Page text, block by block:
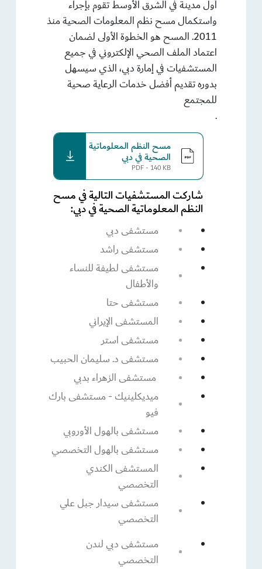
أول مدينة في الشرق الأوسط تقوم بإجراء
واستكمال مسح نظم المعلومات الصحية منذ
2011. المسح هو الخطوة الأولى لضمان
اعتماد الملف الصحي الإلكتروني في جميع
المستشفيات في إمارة دبي، الذي سيسهل
بدوره تقديم أفضل خدمات الرعاية صحية
للمجتمع
مسح النظم المعلوماتية
الصحية في دبي​
PDF - 140 KB
download
شاركت المستشفيات التالية في مسح
النظم المعلوماتية الصحية في دبي:
مستشفى دبي
مستشفى راشد
مستشفى لطيفة للنساء
والأطفال
مستشفى حتا
المستشفى الإيراني
مستشفى استر
مستشفى د. سليمان الحبيب
مستشفى الزهراء بدبي
ميديكلينيك - مستشفى بارك
فيو
مستشفى بالهول الأوروبي
مستشفى بالهول التخصصي
المستشفى الكندي
التخصصي
مستشفى سيدار جبل علي
التخصصي
مستشفى دبي لندن
التخصصي